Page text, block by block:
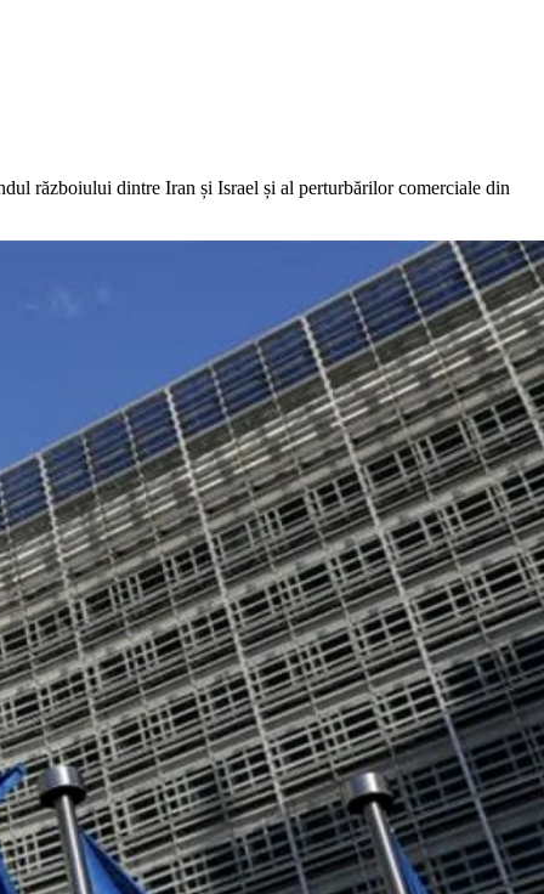
războiului dintre Iran și Israel și al perturbărilor comerciale din